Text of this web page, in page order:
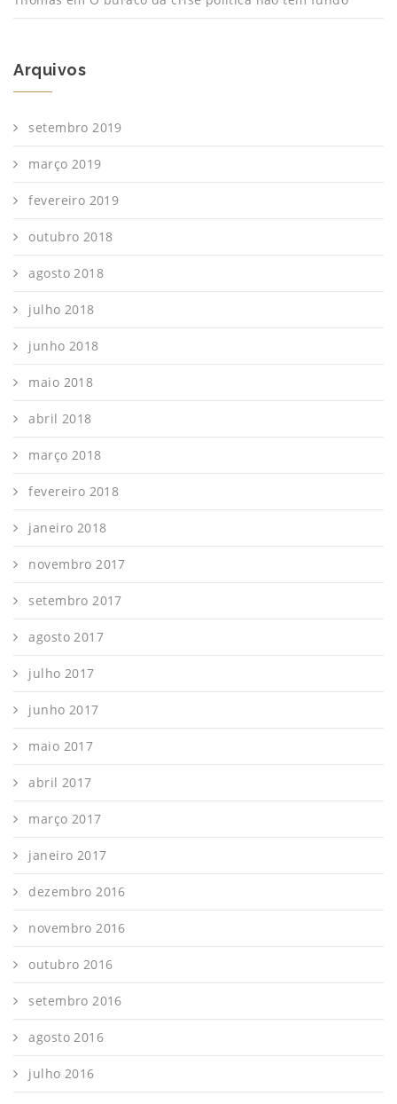
Arquivos
setembro 2019
março 2019
fevereiro 2019
outubro 2018
agosto 2018
julho 2018
junho 2018
maio 2018
abril 2018
março 2018
fevereiro 2018
janeiro 2018
novembro 2017
setembro 2017
agosto 2017
julho 2017
junho 2017
maio 2017
abril 2017
março 2017
janeiro 2017
dezembro 2016
novembro 2016
outubro 2016
setembro 2016
agosto 2016
julho 2016